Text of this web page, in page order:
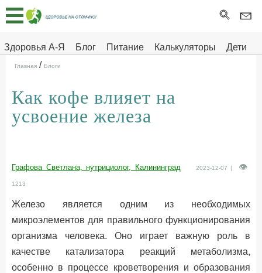
Здоровья А-Я Блог Питание Калькуляторы
Дети
Главная
Тесты
Про
ДЕТЯМ
Главная / Блоги
Как кофе влияет на
усвоение железа
Графова Светлана, нутрициолог, Калининград 2023-12-07 |
1213
Железо является одним из необходимых
микроэлементов для правильного функционирования
организма человека. Оно играет важную роль в
качестве катализатора реакций метаболизма,
особенно в процессе кроветворения и образования